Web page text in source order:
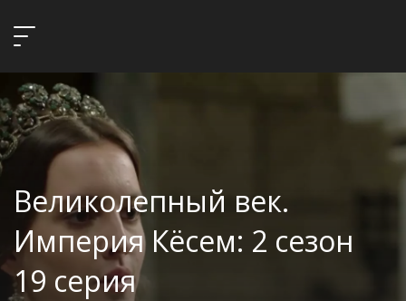
Великолепный век.
Империя Кёсем: 2 сезон
19 серия